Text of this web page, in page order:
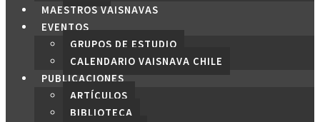
MAESTROS VAISNAVAS
EVENTOS
GRUPOS DE ESTUDIO
CALENDARIO VAISNAVA CHILE
PUBLICACIONES
ARTÍCULOS
BIBLIOTECA